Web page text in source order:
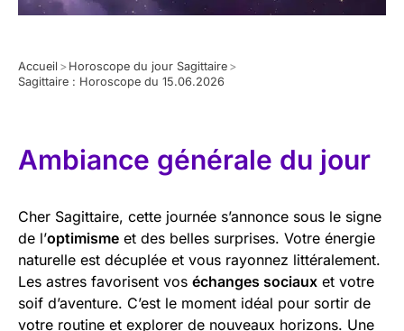
Accueil > Horoscope du jour Sagittaire >
Sagittaire : Horoscope du 15.06.2026
Ambiance générale du jour
Cher Sagittaire, cette journée s’annonce sous le signe
de l’optimisme et des belles surprises. Votre énergie
naturelle est décuplée et vous rayonnez littéralement.
Les astres favorisent vos échanges sociaux et votre
soif d’aventure. C’est le moment idéal pour sortir de
votre routine et explorer de nouveaux horizons. Une